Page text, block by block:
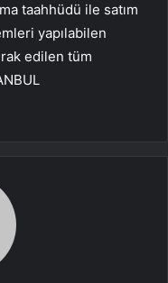
taahhüdü ile satım
yapılabilen
edilen tüm